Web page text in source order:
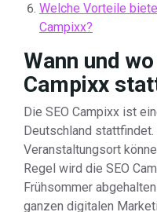
Welche Vorteile
Campixx?
Wann und
Campixx
Die SEO Campixx ist
Deutschland stattfindet.
Veranstaltungsort
Regel wird die SEO
Frühsommer
ganzen digitalen